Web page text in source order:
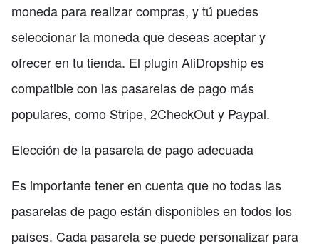
moneda para realizar compras, y tú puedes
seleccionar la moneda que deseas aceptar y
ofrecer en tu tienda. El plugin AliDropship es
compatible con las pasarelas de pago más
populares, como Stripe, 2CheckOut y Paypal.
Elección de la pasarela de pago adecuada
Es importante tener en cuenta que no todas las
pasarelas de pago están disponibles en todos los
países. Cada pasarela se puede personalizar para